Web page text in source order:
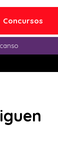
Concursos